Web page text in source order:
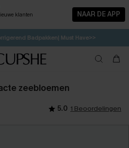
klanten NAAR DE APP
| Tot 50% korting>>
Badpakken| Must Have>>
& ontvang tot 15% korting>>
15% korting | CODE: SW15
zeebloemen
5.0 1 Beoordelingen